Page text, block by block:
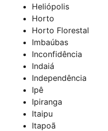
Heliópolis
Horto
Horto Florestal
Imbaúbas
Inconfidência
Indaiá
Independência
Ipê
Ipiranga
Itaipu
Itapoã